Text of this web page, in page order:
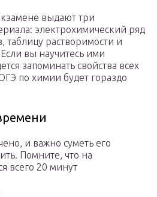
выдают три
электрохимический ряд
таблицу растворимости и
вы научитесь ими
запоминать свойства всех
по химии будет гораздо
и важно суметь его
Помните, что на
всего 20 минут